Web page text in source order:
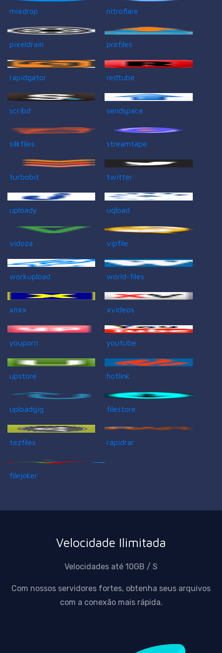
mixdrop nitroflare
pixeldrain prefiles
rapidgator redtube
scribd sendspace
silkfiles streamtape
turbobit twitter
uploady uqload
vidoza vipfile
workupload world-files
xnxx xvideos
youporn youtube
upstore hotlink
uploadgig filestore
tezfiles rapidrar
filejoker
Velocidade Ilimitada
Velocidades até 10GB / S
Com nossos servidores fortes, obtenha seus arquivos
com a conexão mais rápida.